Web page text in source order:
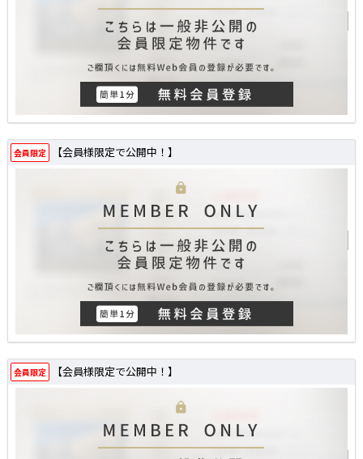
会員限定 【会員様限定で公開中！】
会員限定 【会員様限定で公開中！】